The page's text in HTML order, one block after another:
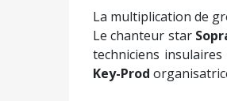
La multiplication de
Le chanteur star
techniciens
Key-Prod